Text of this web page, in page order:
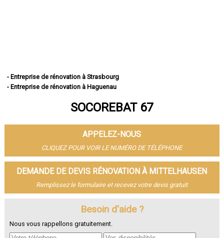
- Entreprise de rénovation à Strasbourg
- Entreprise de rénovation à Haguenau
- Entreprise de rénovation à Illkirch-Graffenstaden
- Entreprise de rénovation à Bischheim
- Entreprise de rénovation à Lingolsheim
- Entreprise de rénovation à Bischwiller
- Entreprise de rénovation à Saverne
- Entreprise de rénovation à Obernai
- Entreprise de rénovation à Ostwald
- Entreprise de rénovation à Hœnheim
- Entreprise de rénovation à Brumath
- Entreprise de rénovation à Molsheim
- Entreprise de rénovation à Wissembourg
SOCOREBAT 67
APPELEZ-NOUS
CLIQUEZ POUR VOIR LE NUMÉRO DE TÉLÉPHONE
DEMANDE DE DEVIS RÉNOVATION À MITTELHAUSEN
Remplissez le formulaire et recevez votre devis gratuit
Besoin d'aide ?
Nous vous rappellons gratuitement.